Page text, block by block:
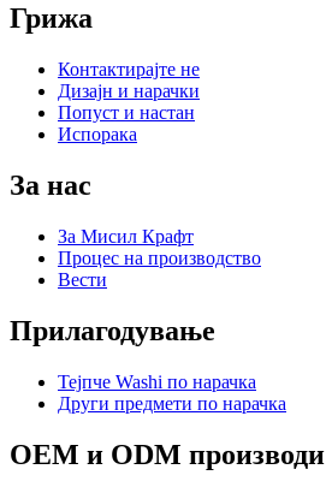
Грижа
Контактирајте не
Дизајн и нарачки
Попуст и настан
Испорака
За нас
За Мисил Крафт
Процес на производство
Вести
Прилагодување
Тејпче Washi по нарачка
Други предмети по нарачка
OEM и ODM производи